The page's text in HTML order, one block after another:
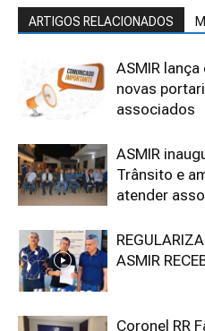
ARTIGOS RELACIONADOS
ASMIR
novas
associados
ASMIR
Trânsito e
atender
ASMIR
Coronel RR